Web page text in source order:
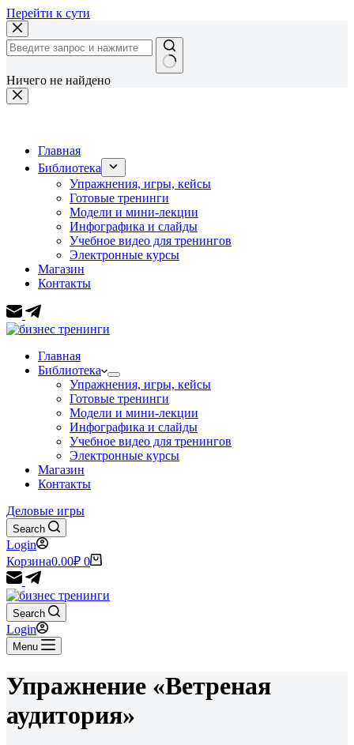
Перейти к сути
Ничего не найдено
Главная
Библиотека
Упражнения, игры, кейсы
Готовые тренинги
Модели и мини-лекции
Инфографика и слайды
Учебное видео для тренингов
Электронные курсы
Магазин
Контакты
Главная
Библиотека
Упражнения, игры, кейсы
Готовые тренинги
Модели и мини-лекции
Инфографика и слайды
Учебное видео для тренингов
Электронные курсы
Магазин
Контакты
Деловые игры
Search
Login
Корзина0.00₽ 0
Search
Login
Menu
Упражнение «Ветреная
аудитория»